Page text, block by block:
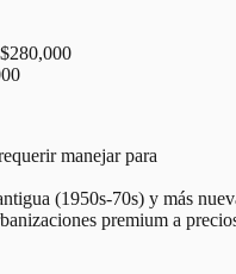
manejar para
(1950s-70s) y más
premium a